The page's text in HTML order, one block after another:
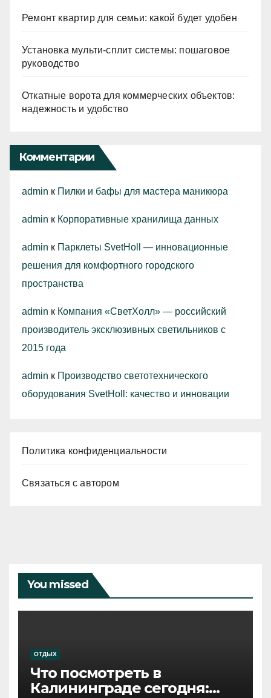
Ремонт квартир для семьи: какой будет удобен
Установка мульти-сплит системы: пошаговое
руководство
Откатные ворота для коммерческих объектов:
надежность и удобство
Комментарии
admin к Пилки и бафы для мастера маникюра
admin к Корпоративные хранилища данных
admin к Парклеты SvetHoll — инновационные
решения для комфортного городского
пространства
admin к Компания «СветХолл» — российский
производитель эксклюзивных светильников с
2015 года
admin к Производство светотехнического
оборудования SvetHoll: качество и инновации
Политика конфиденциальности
Связаться с автором
You missed
ОТДЫХ
Что посмотреть в
Калининграде сегодня: